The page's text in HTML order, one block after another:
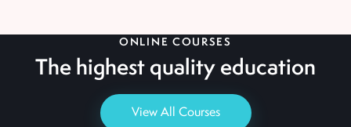
ONLINE COURSES
The highest qualityeducation
View All Courses